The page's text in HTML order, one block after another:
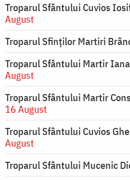
Troparul Sfântului Cuvios
August
Troparul Sfinților Martiri
Troparul Sfântului Martir
August
Troparul Sfântului Martir
16 August
Troparul Sfântului Cuvios
August
Troparul Sfântului Mucenic